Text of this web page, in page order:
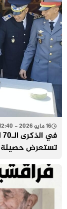
16 مايو 2026 - 12:40
تستعرض حصيلة